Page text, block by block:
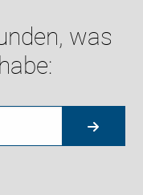
was